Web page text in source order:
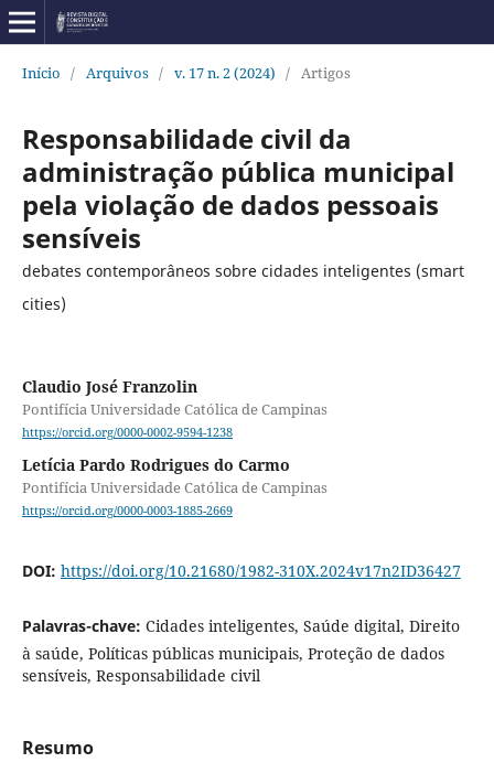
Início / Arquivos / v. 17 n. 2 (2024) / Artigos
Responsabilidade civil da
administração pública municipal
pela violação de dados pessoais
sensíveis
debates contemporâneos sobre cidades inteligentes (smart
cities)
Claudio José Franzolin
Pontifícia Universidade Católica de Campinas
https://orcid.org/0000-0002-9594-1238
Letícia Pardo Rodrigues do Carmo
Pontifícia Universidade Católica de Campinas
https://orcid.org/0000-0003-1885-2669
DOI: https://doi.org/10.21680/1982-310X.2024v17n2ID36427
Palavras-chave: Cidades inteligentes, Saúde digital, Direito
à saúde, Políticas públicas municipais, Proteção de dados
sensíveis, Responsabilidade civil
Resumo